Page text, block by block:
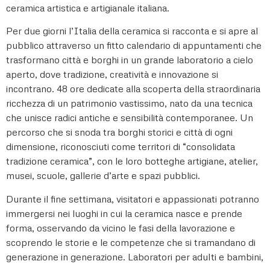
ceramica artistica e artigianale italiana.
Per due giorni l’Italia della ceramica si racconta e si apre al
pubblico attraverso un fitto calendario di appuntamenti che
trasformano città e borghi in un grande laboratorio a cielo
aperto, dove tradizione, creatività e innovazione si
incontrano. 48 ore dedicate alla scoperta della straordinaria
ricchezza di un patrimonio vastissimo, nato da una tecnica
che unisce radici antiche e sensibilità contemporanee. Un
percorso che si snoda tra borghi storici e città di ogni
dimensione, riconosciuti come territori di “consolidata
tradizione ceramica”, con le loro botteghe artigiane, atelier,
musei, scuole, gallerie d’arte e spazi pubblici.
Durante il fine settimana, visitatori e appassionati potranno
immergersi nei luoghi in cui la ceramica nasce e prende
forma, osservando da vicino le fasi della lavorazione e
scoprendo le storie e le competenze che si tramandano di
generazione in generazione. Laboratori per adulti e bambini,